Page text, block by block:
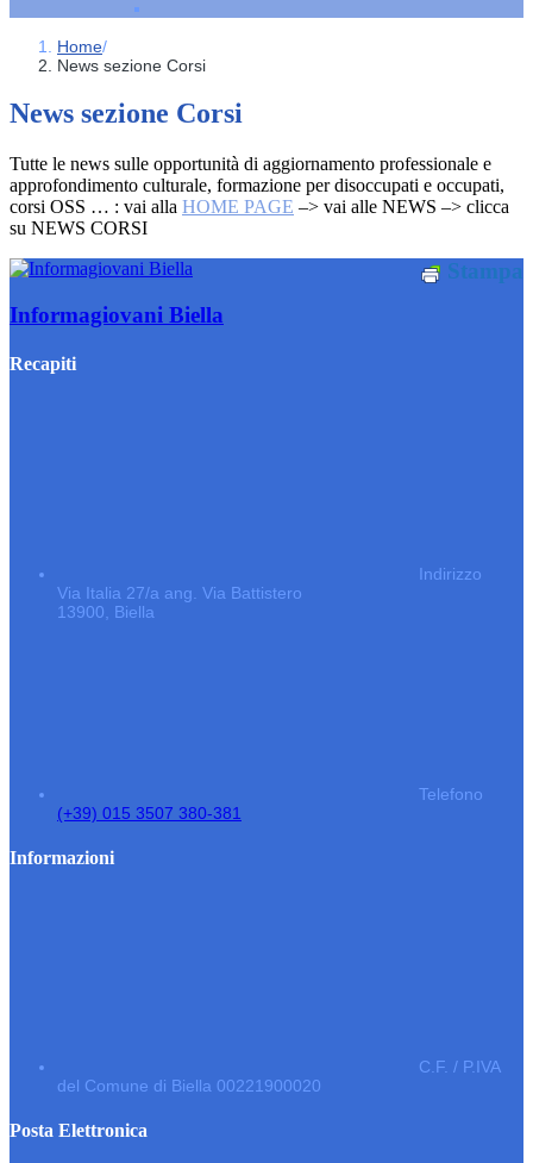
Home/
News sezione Corsi
News sezione Corsi
Tutte le news sulle opportunità di aggiornamento professionale e
approfondimento culturale, formazione per disoccupati e occupati,
corsi OSS … : vai alla HOME PAGE –> vai alle NEWS –> clicca
su NEWS CORSI
Stampa
Informagiovani Biella
Recapiti
Indirizzo
Via Italia 27/a ang. Via Battistero
13900, Biella
Telefono
(+39) 015 3507 380-381
Informazioni
C.F. / P.IVA
del Comune di Biella 00221900020
Posta Elettronica